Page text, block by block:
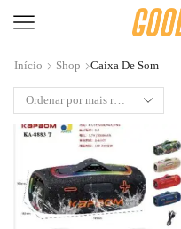
Início Shop Caixa De Som